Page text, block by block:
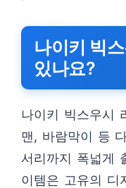
나이키 빅
있나요?
나이키 빅스우시
맨, 바람막이 등
서리까지 폭넓게
이템은 고유의 디